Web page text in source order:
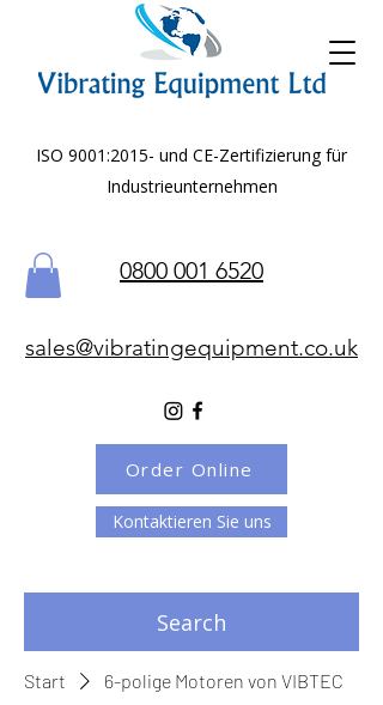
ISO 9001:2015- und CE-Zertifizierung für
Industrieunternehmen
0800 001 6520
sales@vibratingequipment.co.uk
Kontaktieren Sie uns
Order Online
Search
Start 6-polige Motoren von VIBTEC